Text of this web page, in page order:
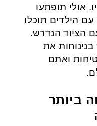
אולי תופתעו
הילדים תוכלו
הציוד הנדרש.
בנינוחות את
ואתם
ביותר